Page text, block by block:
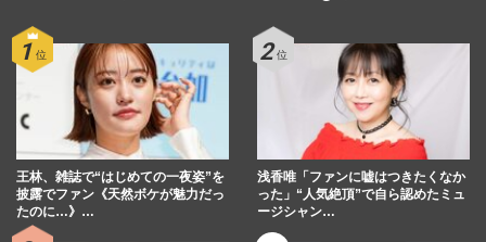
王林、雑誌で“はじめての一夜姿”を
披露でファン《天然ボケが魅力だっ
たのに…》…
浅香唯「ファンに嘘はつきたくなか
った」“人気絶頂”で自ら認めたミュ
ージシャン…